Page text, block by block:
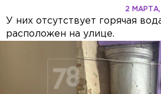
2 МАРТА,
У них отсутствует горячая
расположен на улице.